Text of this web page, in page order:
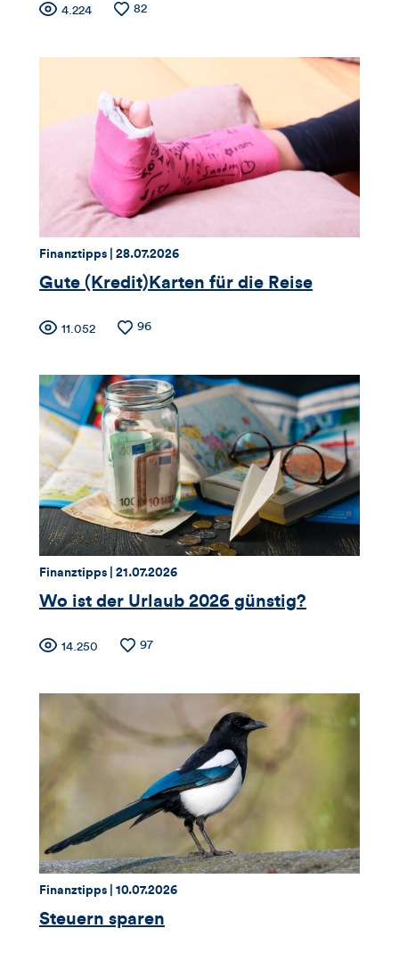
Zähler
für
Views,
Likes
und
Kommentare
dieses
Artikels
Anzahl
4.224
Anzahl
82
Thema:
Finanztipps | Datum:
28.07.2026
Gute (Kredit)Karten für die Reise
Zähler
für
Views,
Likes
und
Kommentare
dieses
Artikels
Anzahl11.052
Anzahl
96
Thema:
Finanztipps | Datum:
21.07.2026
Wo ist der Urlaub 2026 günstig?
Zähler
für
Views,
Likes
und
Kommentare
dieses
Artikels
Anzahl14.250
Anzahl
97
Thema:
Finanztipps | Datum:
10.07.2026
Steuern sparen